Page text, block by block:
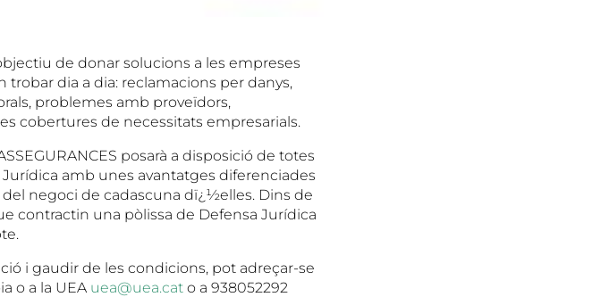
de donar solucions a les empreses
dia a dia: reclamacions per danys,
problemes amb proveïdors,
cobertures de necessitats empresarials.
posarà a disposició de totes
amb unes avantatges diferenciades
negoci de cadascuna dï¿½elles. Dins de
contractin una pòlissa de Defensa Jurídica
i gaudir de les condicions, pot adreçar-se
o a la UEA uea@uea.cat o a 938052292